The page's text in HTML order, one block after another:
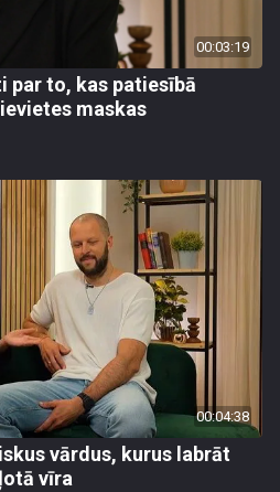
00:03:19
par to, kas patiesībā
maskas
00:04:38
vārdus, kurus labrāt
vīra